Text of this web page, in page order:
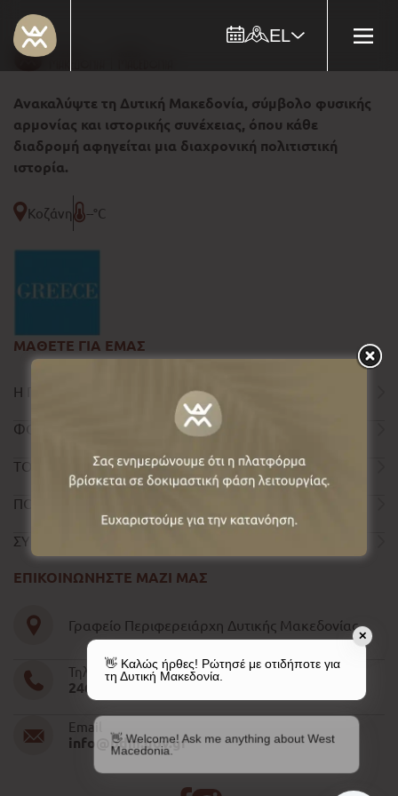
EL
Ανακαλύψτε τη Δυτική Μακεδονία, σύμβολο φυσικής
αρμονίας και ιστορικής συνέχειας, όπου κάθε
διαδρομή αφηγείται μια διαχρονική πολιτιστική
ιστορία.
Κοζάνη --°C
ΜΑΘΕΤΕ ΓΙΑ ΕΜΑΣ
Η ΠΕΡΙΦΕΡΕΙΑ
ΦΟΡΜΑ ΕΠΙΚΟΙΝΩΝΙΑΣ
ΤΟΥΡΙΣΤΙΚΟΣ ΟΔΗΓΟΣ
ΠΟΛΙΤΙΚΗ ΑΠΟΡΡΗΤΟΥ
ΣΥΝΤΕΛΕΣΤΕΣ
ΕΠΙΚΟΙΝΩΝΗΣΤΕ ΜΑΖΙ ΜΑΣ
Γραφείο Περιφερειάρχη Δυτικής Μακεδονίας
Τηλέφωνο
2461052610-11-15
Email
info@pdm.gov.gr
✕
👋 Καλώς ήρθες! Ρώτησέ με οτιδήποτε για
τη Δυτική Μακεδονία.
👋 Welcome! Ask me anything about West
Macedonia.